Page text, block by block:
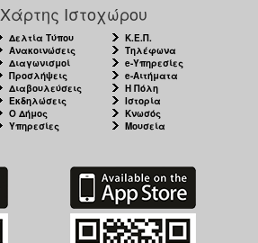
Χάρτης Ιστοχώρου
Δελτία Τύπου
Ανακοινώσεις
Διαγωνισμοί
Προσλήψεις
Διαβουλεύσεις
Εκδηλώσεις
Ο Δήμος
Υπηρεσίες
Κ.Ε.Π.
Τηλέφωνα
e-Υπηρεσίες
e-Αιτήματα
Η Πόλη
Ιστορία
Κνωσός
Μουσεία